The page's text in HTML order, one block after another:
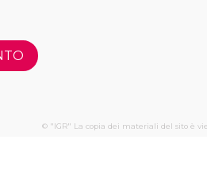
© "IGR" La copia dei materiali del sito è